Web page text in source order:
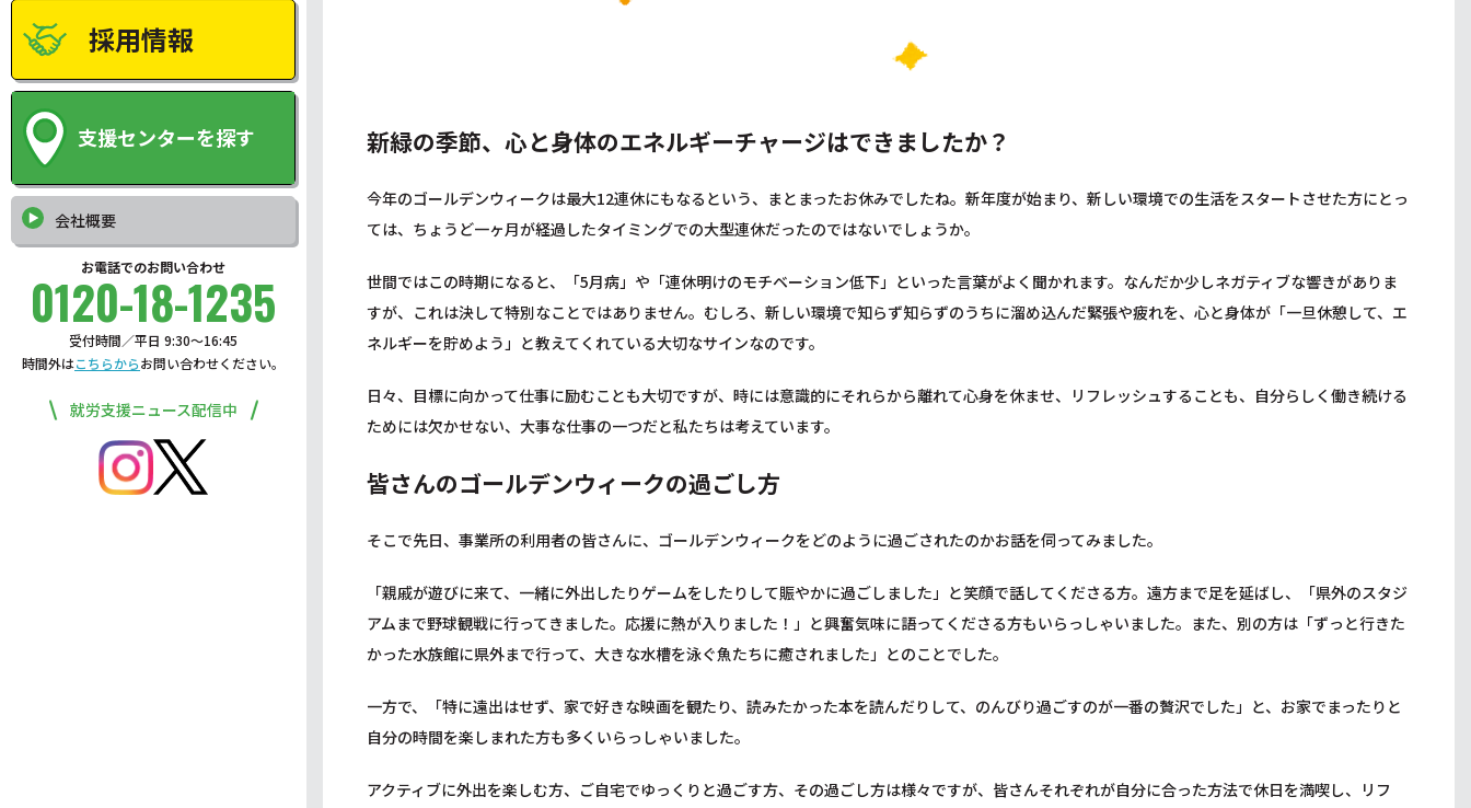
採用情報
支援センターを探す
会社概要
お電話でのお問い合わせ
0120-18-1235
受付時間／平日 9:30〜16:45
時間外はこちらからお問い合わせください。
就労支援ニュース配信中
新緑の季節、心と身体のエネルギーチャージはできましたか？
今年のゴールデンウィークは最大12連休にもなるという、まとまったお休みでしたね。新年度が始まり、新しい環境での生活をスタートさせた方にとっ
ては、ちょうど一ヶ月が経過したタイミングでの大型連休だったのではないでしょうか。
世間ではこの時期になると、「5月病」や「連休明けのモチベーション低下」といった言葉がよく聞かれます。なんだか少しネガティブな響きがありま
すが、これは決して特別なことではありません。むしろ、新しい環境で知らず知らずのうちに溜め込んだ緊張や疲れを、心と身体が「一旦休憩して、エ
ネルギーを貯めよう」と教えてくれている大切なサインなのです。
日々、目標に向かって仕事に励むことも大切ですが、時には意識的にそれらから離れて心身を休ませ、リフレッシュすることも、自分らしく働き続ける
ためには欠かせない、大事な仕事の一つだと私たちは考えています。
皆さんのゴールデンウィークの過ごし方
そこで先日、事業所の利用者の皆さんに、ゴールデンウィークをどのように過ごされたのかお話を伺ってみました。
「親戚が遊びに来て、一緒に外出したりゲームをしたりして賑やかに過ごしました」と笑顔で話してくださる方。遠方まで足を延ばし、「県外のスタジ
アムまで野球観戦に行ってきました。応援に熱が入りました！」と興奮気味に語ってくださる方もいらっしゃいました。また、別の方は「ずっと行きた
かった水族館に県外まで行って、大きな水槽を泳ぐ魚たちに癒されました」とのことでした。
一方で、「特に遠出はせず、家で好きな映画を観たり、読みたかった本を読んだりして、のんびり過ごすのが一番の贅沢でした」と、お家でまったりと
自分の時間を楽しまれた方も多くいらっしゃいました。
アクティブに外出を楽しむ方、ご自宅でゆっくりと過ごす方、その過ごし方は様々ですが、皆さんそれぞれが自分に合った方法で休日を満喫し、リフ